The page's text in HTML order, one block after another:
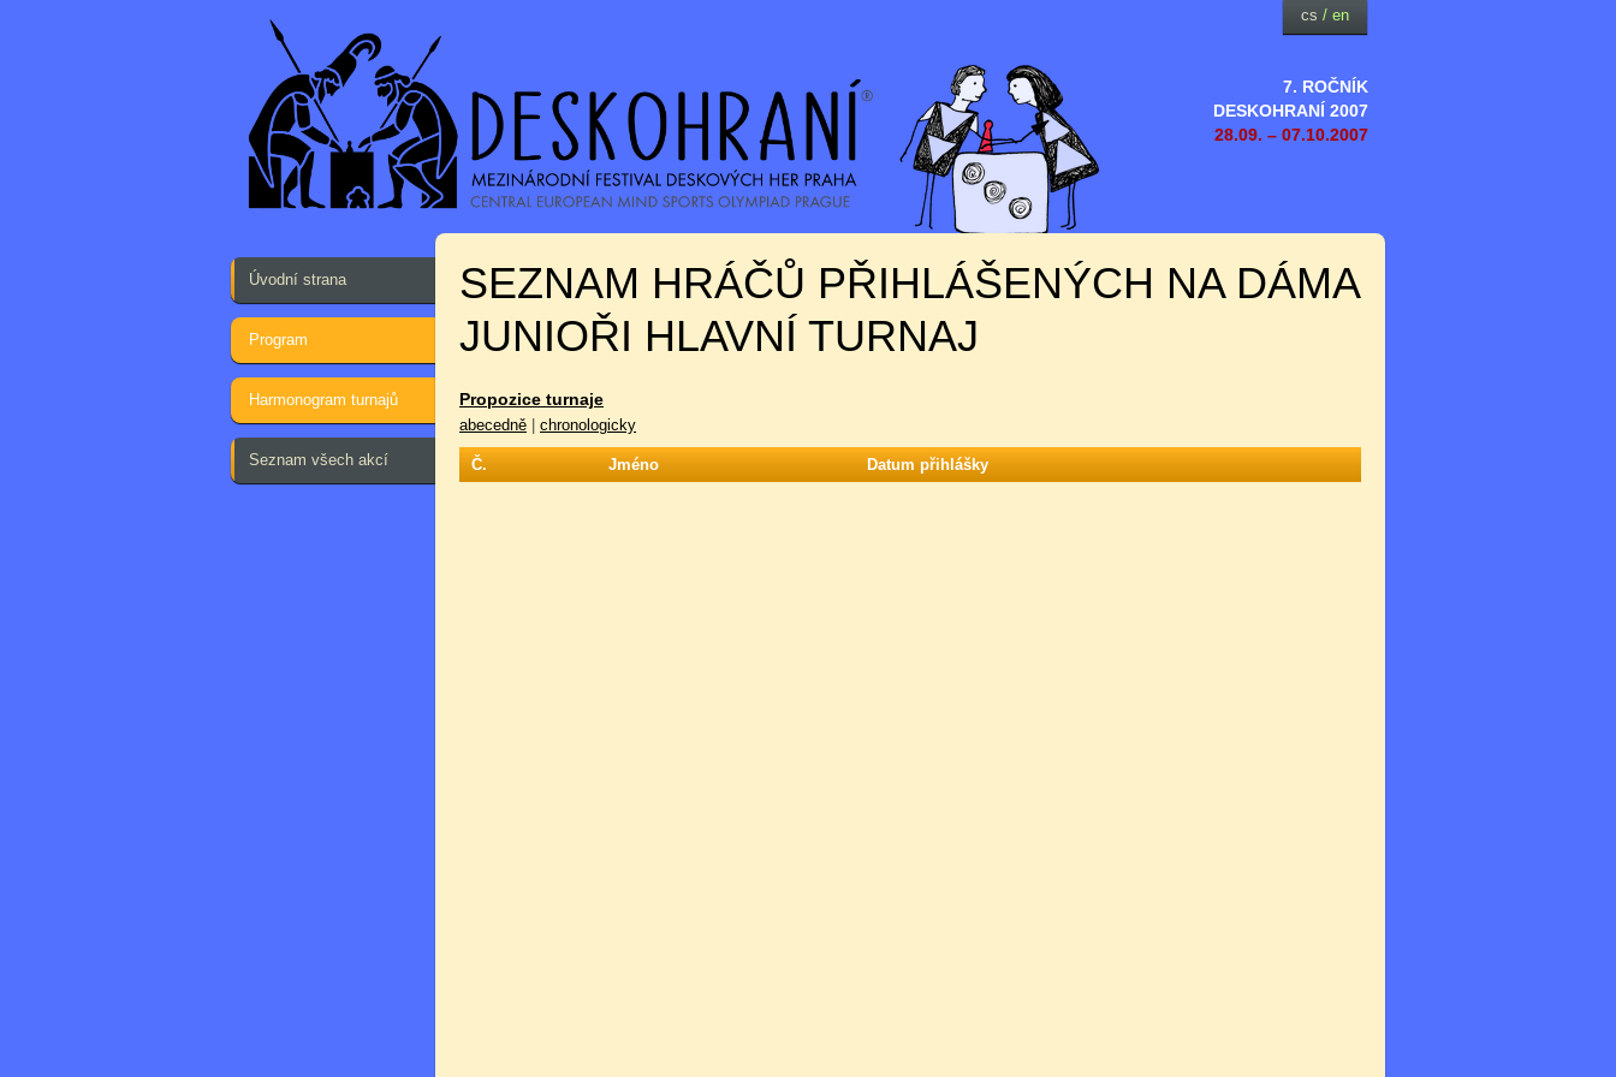
7. ROČNÍK
DESKOHRANÍ 2007
28.09. – 07.10.2007
cs / en
Úvodní strana
Program
Harmonogram turnajů
Seznam všech akcí
SEZNAM HRÁČŮ PŘIHLÁŠENÝCH NA DÁMA
JUNIOŘI HLAVNÍ TURNAJ
Propozice turnaje
abecedně chronologicky
Č. Jméno Datum přihlášky